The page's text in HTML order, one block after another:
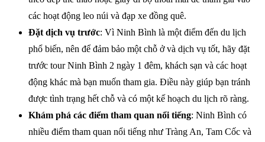
các hoạt động leo núi và đạp xe đồng quê.
Đặt dịch vụ trước: Vì Ninh Bình là một điểm đến du lịch
phổ biến, nên để đảm bảo một chỗ ở và dịch vụ tốt, hãy đặt
trước tour Ninh Bình 2 ngày 1 đêm, khách sạn và các hoạt
động khác mà bạn muốn tham gia. Điều này giúp bạn tránh
được tình trạng hết chỗ và có một kế hoạch du lịch rõ ràng.
Khám phá các điểm tham quan nổi tiếng: Ninh Bình có
nhiều điểm tham quan nổi tiếng như Tràng An, Tam Cốc và